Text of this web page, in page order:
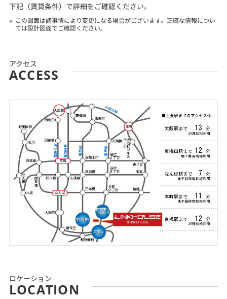
下記（賃貸条件）で詳細をご確認ください。
この図面は諸事情により変更になる場合がございます。正確な情報につい
ては設計図面でご確認ください。
アクセス
ACCESS
ロケーション
LOCATION